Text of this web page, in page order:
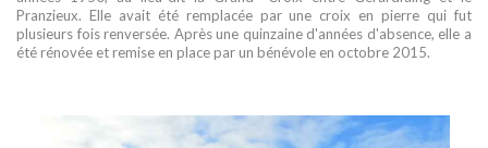
Pranzieux. Elle avait été remplacée par une croix en pierre qui fut
plusieurs fois renversée. Après une quinzaine d'années d'absence, elle a
été rénovée et remise en place par un bénévole en octobre 2015.